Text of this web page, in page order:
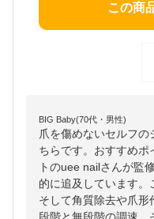
この商
BIG Baby(70代・男性)
爪を傷めないセルフの
ちらです。おすすめポ
トのuee nailさんが監
的に追及しています。
そして角質除去や爪